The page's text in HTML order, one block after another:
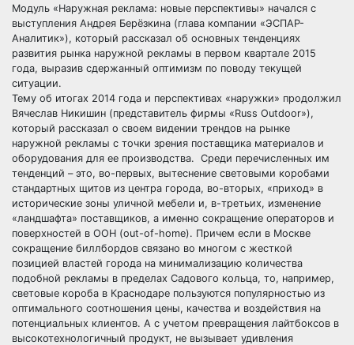
Модуль «Наружная реклама: новые перспективы» начался с
выступления Андрея Берёзкина (глава компании «ЭСПАР-
Аналитик»), который рассказал об основных тенденциях
развития рынка наружной рекламы в первом квартале 2015
года, выразив сдержанный оптимизм по поводу текущей
ситуации.
Тему об итогах 2014 года и перспективах «наружки» продолжил
Вячеслав Никишин (представитель фирмы «Russ Outdoor»),
который рассказал о своем видении трендов на рынке
наружной рекламы с точки зрения поставщика материалов и
оборудования для ее производства. Среди перечисленных им
тенденций – это, во-первых, вытеснение световыми коробами
стандартных щитов из центра города, во-вторых, «приход» в
исторические зоны уличной мебели и, в-третьих, изменение
«ландшафта» поставщиков, а именно сокращение операторов и
поверхностей в OOH (out-of-home). Причем если в Москве
сокращение биллбордов связано во многом с жесткой
позицией властей города на минимализацию количества
подобной рекламы в пределах Садового кольца, то, например,
световые короба в Краснодаре пользуются популярностью из
оптимального соотношения цены, качества и воздействия на
потенциальных клиентов. А с учетом превращения лайтбоксов в
высокотехнологичный продукт, не вызывает удивления